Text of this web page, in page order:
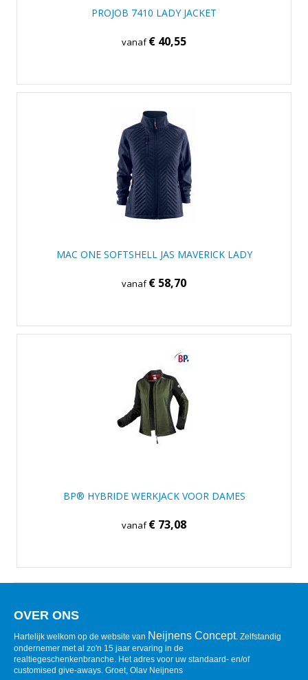
PROJOB 7410 LADY JACKET
vanaf€ 40,55
MAC ONE SOFTSHELL JAS MAVERICK LADY
vanaf€ 58,70
BP® HYBRIDE WERKJACK VOOR DAMES
vanaf€ 73,08
OVER ONS
Hartelijk welkom op de website van Neijnens Concept. Zelfstandig
ondernemer met al zo'n 15 jaar ervaring in de
realtiegeschenkenbranche. Het adres voor uw standaard- en/of
customised give-aways. Groet, Olav Neijnens